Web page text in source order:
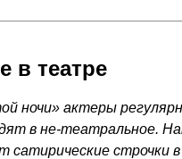
в театре
ночи» актеры
в не-театральное.
сатирические строчки